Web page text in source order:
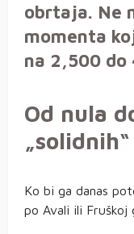
obrtaja. Ne
momenta
na 2,500
Od nula
Ko bi ga danas
po Avali ili Fruškoj